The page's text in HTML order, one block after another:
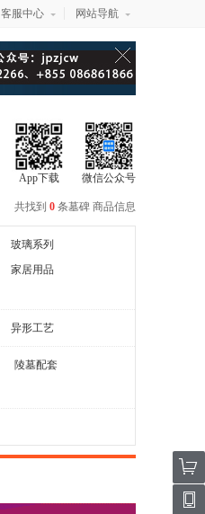
客服中心 网站导航
App下载 微信公众号
共找到 0 条墓碑 商品信息
玻璃系列
家居用品
异形工艺
陵墓配套